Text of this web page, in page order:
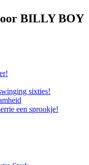
BILLY BOY
sixties!
een sprookje!